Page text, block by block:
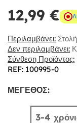
12,99 €
Περιλαμβάνει:
Δεν περιλαμβάνει:
Σύνθεση Προϊόντος:
REF: 100995-0
ΜΈΓΕΘΟΣ:
3-4